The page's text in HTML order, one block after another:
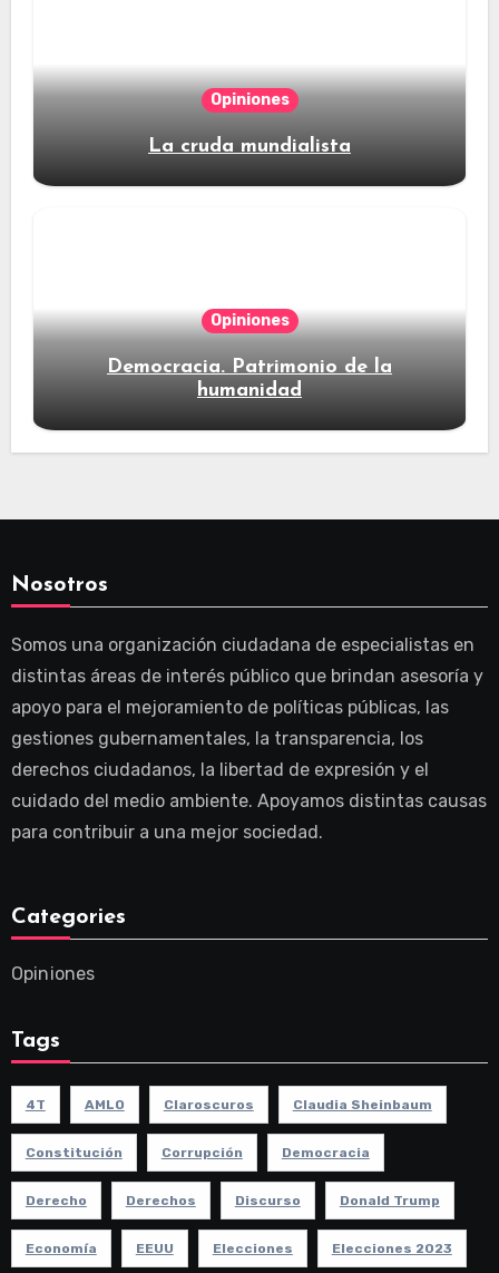
Opiniones
La cruda mundialista
Opiniones
Democracia. Patrimonio de la
humanidad
Nosotros
Somos una organización ciudadana de especialistas en
distintas áreas de interés público que brindan asesoría y
apoyo para el mejoramiento de políticas públicas, las
gestiones gubernamentales, la transparencia, los
derechos ciudadanos, la libertad de expresión y el
cuidado del medio ambiente. Apoyamos distintas causas
para contribuir a una mejor sociedad.
Categories
Opiniones
Tags
4T AMLO Claroscuros Claudia Sheinbaum
Constitución Corrupción Democracia
Derecho Derechos Discurso Donald Trump
Economía EEUU Elecciones Elecciones 2023